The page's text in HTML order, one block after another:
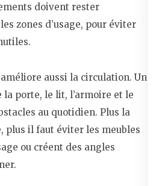
doivent rester
zones d’usage, pour éviter
aussi la circulation. Un
la porte, le lit, l’armoire et le
au quotidien. Plus la
plus il faut éviter les meubles
ou créent des angles